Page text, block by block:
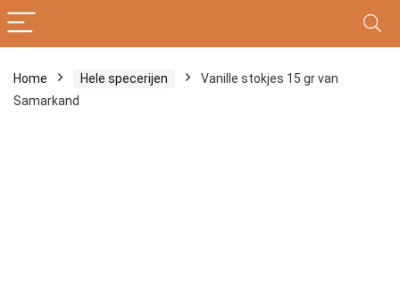
Home Hele specerijen
Vanille stokjes 15 gr van
Samarkand